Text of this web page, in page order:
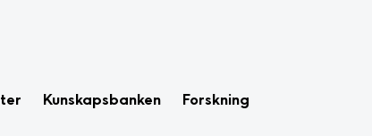
Kunskapsbanken Forskning